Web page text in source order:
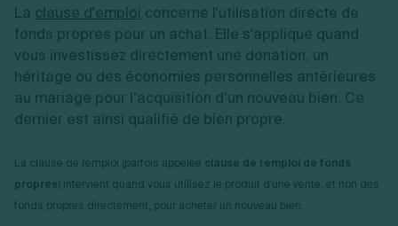
La clause d'emploi concerne l'utilisation directe de
fonds propres pour un achat. Elle s'applique quand
vous investissez directement une donation, un
héritage ou des économies personnelles antérieures
au mariage pour l’acquisition d’un nouveau bien. Ce
dernier est ainsi qualifié de bien propre.
La clause de remploi (parfois appelée clause de remploi de fonds
propres) intervient quand vous utilisez le produit d'une vente, et non des
fonds propres directement, pour acheter un nouveau bien.